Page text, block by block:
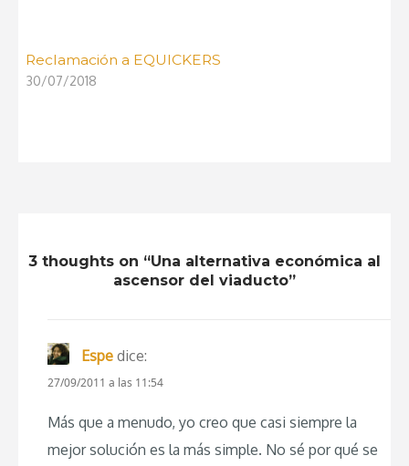
Reclamación a EQUICKERS
30/07/2018
3 thoughts on “Una alternativa económica al
ascensor del viaducto”
Espe dice:
27/09/2011 a las 11:54
Más que a menudo, yo creo que casi siempre la
mejor solución es la más simple. No sé por qué se